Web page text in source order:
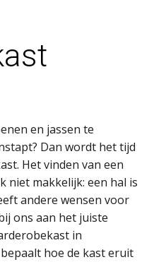
en jassen te
Dan wordt het tijd
Het vinden van een
niet makkelijk: een hal is
andere wensen voor
ons aan het juiste
in
hoe de kast eruit